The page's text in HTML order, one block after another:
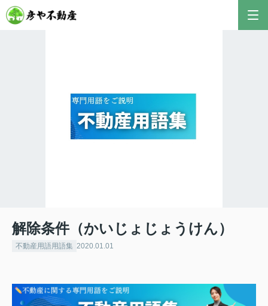
解除条件（かいじょじょうけん）
不動産用語用語集 2020.01.01